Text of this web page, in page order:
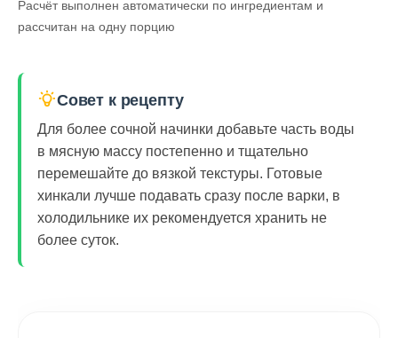
Расчёт выполнен автоматически по ингредиентам и
рассчитан на одну порцию
Совет к рецепту
Для более сочной начинки добавьте часть воды
в мясную массу постепенно и тщательно
перемешайте до вязкой текстуры. Готовые
хинкали лучше подавать сразу после варки, в
холодильнике их рекомендуется хранить не
более суток.